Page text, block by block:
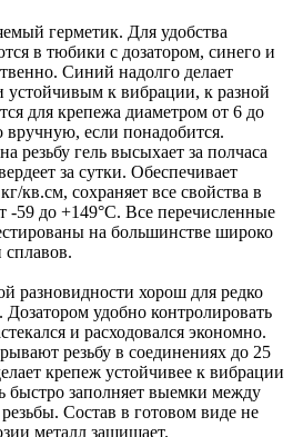
герметик. Для удобства
в тюбики с дозатором, синего и
Синий надолго делает
устойчивым к вибрации, к разной
для крепежа диаметром от 6 до
если понадобится.
резьбу гель высыхает за полчаса
за сутки. Обеспечивает
кв.см, сохраняет все свойства в
-59 до +149°С. Все перечисленные
на большинстве широко
сплавов.
разновидности хорош для редко
удобно контролировать
и расходовался экономно.
резьбу в соединениях до 25
крепеж устойчивее к вибрации
быстро заполняет выемки между
Состав в готовом виде не
металл защищает.